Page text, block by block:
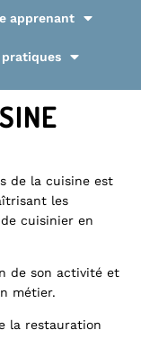
apprenant
pratiques
de la cuisine est
les
cuisinier en
de son activité et
métier.
la restauration